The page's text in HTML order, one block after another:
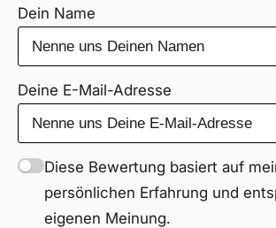
Dein Name
Deine E-Mail-Adresse
Diese Bewertung basiert auf
persönlichen Erfahrung und
eigenen Meinung.